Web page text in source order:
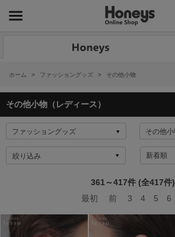
ホーム > ファッショングッズ > その他小物
その他小物（レディース）
絞り込み
361～417件 (全417件)
最初
前 3 4 5 6